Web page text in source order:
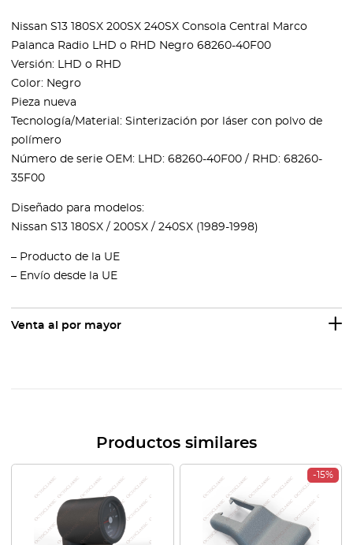
Nissan S13 180SX 200SX 240SX Consola Central Marco
Palanca Radio LHD o RHD Negro 68260-40F00
Versión: LHD o RHD
Color: Negro
Pieza nueva
Tecnología/Material: Sinterización por láser con polvo de
polímero
Número de serie OEM: LHD: 68260-40F00 / RHD: 68260-
35F00
Diseñado para modelos:
Nissan S13 180SX / 200SX / 240SX (1989-1998)
– Producto de la UE
– Envío desde la UE
Venta al por mayor
Productos similares
-15%